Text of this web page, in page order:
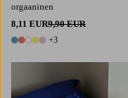
orgaaninen
8,11 EUR9,90 EUR
8 värejä
+3